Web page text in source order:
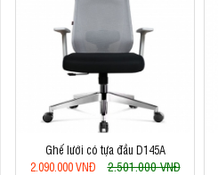
Ghế lưới có tựa đầu D145A
2.090.000 VNĐ
2.501.000 VNĐ